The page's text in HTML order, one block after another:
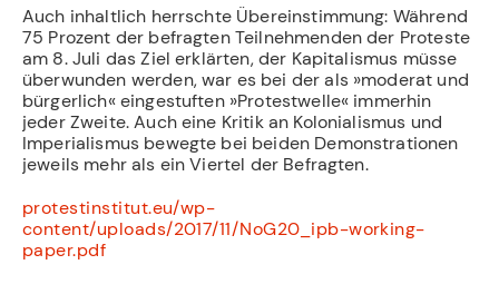
Auch inhaltlich herrschte Übereinstimmung: Während
75 Prozent der befragten Teilnehmenden der Proteste
am 8. Juli das Ziel erklärten, der Kapitalismus müsse
überwunden werden, war es bei der als »moderat und
bürgerlich« eingestuften »Protestwelle« immerhin
jeder Zweite. Auch eine Kritik an Kolonialismus und
Imperialismus bewegte bei beiden Demonstrationen
jeweils mehr als ein Viertel der Befragten.
protestinstitut.eu/wp-
content/uploads/2017/11/NoG20_ipb-working-
paper.pdf